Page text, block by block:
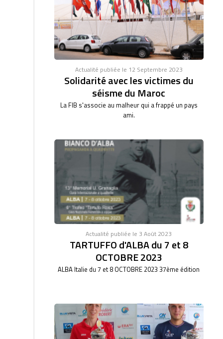
Actualité publiée le 12 Septembre 2023
Solidarité avec les victimes du
séisme du Maroc
La FIB s'associe au malheur qui a frappé un pays
ami.
Actualité publiée le 3 Août 2023
TARTUFFO d'ALBA du 7 et 8
OCTOBRE 2023
ALBA Italie du 7 et 8 OCTOBRE 2023 37ème édition